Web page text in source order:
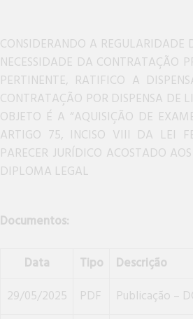
CONSIDERANDO A
NECESSIDADE DA CONTRATAÇÃO
PERTINENTE, RATIFICO A
CONTRATAÇÃO POR DISPENSA DE
OBJETO É A “AQUISIÇÃO DE
ARTIGO 75, INCISO VIII DA LEI
PARECER JURÍDICO ACOSTADO
DIPLOMA LEGAL
Documentos:
Data Tipo
Descrição
29/05/2025
PDF Publicação –